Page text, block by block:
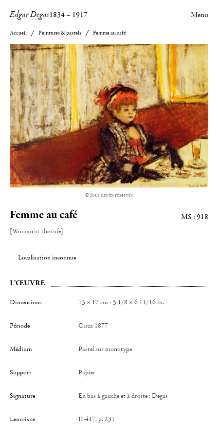
Edgar Degas1834– 1917 Menu
Accueil Peintures & pastels Femme au café
©Tous droits réservés
Femme au café
[Woman at the café]
MS : 918
Localisation inconnue
L'ŒUVRE
Dimensions 13 × 17 cm - 5 1/8 × 6 11/16 in.
Période Circa 1877
Médium Pastel sur monotype
Support Papier
Signature en bas à gauche et à droite : Degas
Lemoisne II-417, p. 231